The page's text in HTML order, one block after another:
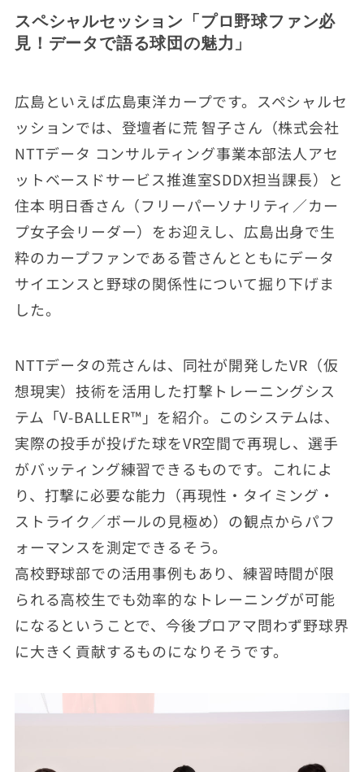
スペシャルセッション「プロ野球ファン必
見！データで語る球団の魅力」
広島といえば広島東洋カープです。スペシャルセ
ッションでは、登壇者に荒 智子さん（株式会社
NTTデータ コンサルティング事業本部法人アセ
ットベースドサービス推進室SDDX担当課長）と
住本 明日香さん（フリーパーソナリティ／カー
プ女子会リーダー）をお迎えし、広島出身で生
粋のカープファンである菅さんとともにデータ
サイエンスと野球の関係性について掘り下げま
した。
NTTデータの荒さんは、同社が開発したVR（仮
想現実）技術を活用した打撃トレーニングシス
テム「V-BALLER™」を紹介。このシステムは、
実際の投手が投げた球をVR空間で再現し、選手
がバッティング練習できるものです。これによ
り、打撃に必要な能力（再現性・タイミング・
ストライク／ボールの見極め）の観点からパフ
ォーマンスを測定できるそう。
高校野球部での活用事例もあり、練習時間が限
られる高校生でも効率的なトレーニングが可能
になるということで、今後プロアマ問わず野球界
に大きく貢献するものになりそうです。